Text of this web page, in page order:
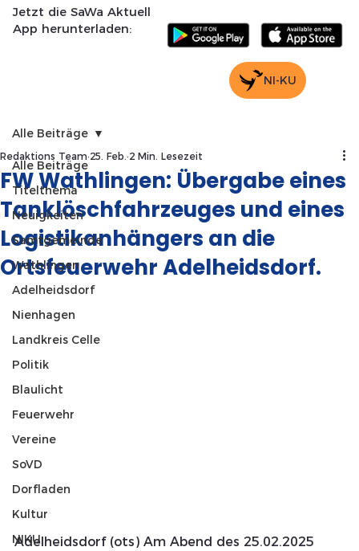
Jetzt die SaWa Aktuell
App herunterladen:
NI-KU
Alle Beiträge
Titelthema
Neuigkeiten
Samtgemeinde
Wathlingen
Adelheidsdorf
Nienhagen
Landkreis Celle
Politik
Blaulicht
Feuerwehr
Vereine
SoVD
Dorfladen
Kultur
NIKU
Alle Beiträge
FW Wathlingen: Übergabe eines
Tanklöschfahrzeuges und eines
Logistikanhängers an die
Ortsfeuerwehr Adelheidsdorf.
Redaktions Team 25. Feb. 2 Min. Lesezeit
Adelheidsdorf (ots) Am Abend des 25.02.2025